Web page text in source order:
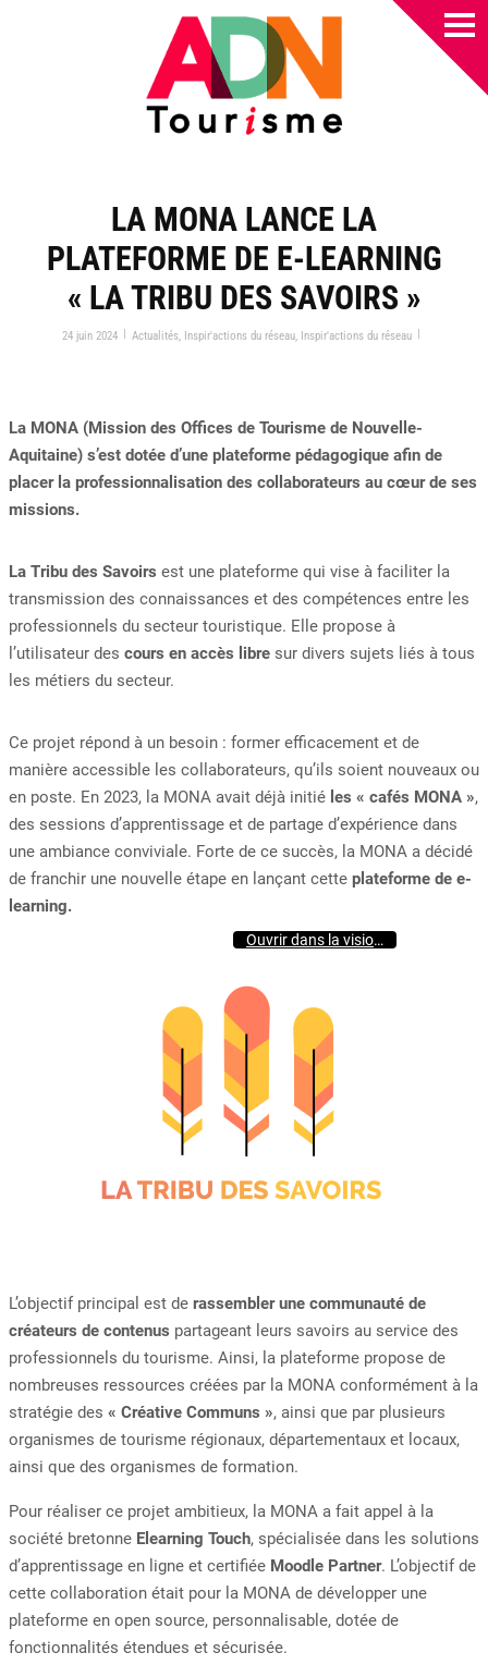
LA MONA LANCE LA
PLATEFORME DE E-LEARNING
« LA TRIBU DES SAVOIRS »
24 juin 2024 | Actualités, Inspir'actions du réseau, Inspir'actions du réseau |
La MONA (Mission des Offices de Tourisme de Nouvelle-
Aquitaine) s’est dotée d’une plateforme pédagogique afin de
placer la professionnalisation des collaborateurs au cœur de ses
missions.
La Tribu des Savoirs est une plateforme qui vise à faciliter la
transmission des connaissances et des compétences entre les
professionnels du secteur touristique. Elle propose à
l’utilisateur des cours en accès libre sur divers sujets liés à tous
les métiers du secteur.
Ce projet répond à un besoin : former efficacement et de
manière accessible les collaborateurs, qu’ils soient nouveaux ou
en poste. En 2023, la MONA avait déjà initié les « cafés MONA »,
des sessions d’apprentissage et de partage d’expérience dans
une ambiance conviviale. Forte de ce succès, la MONA a décidé
de franchir une nouvelle étape en lançant cette plateforme de e-
learning.
Ouvrir dans la visionneuse
L’objectif principal est de rassembler une communauté de
créateurs de contenus partageant leurs savoirs au service des
professionnels du tourisme. Ainsi, la plateforme propose de
nombreuses ressources créées par la MONA conformément à la
stratégie des « Créative Communs », ainsi que par plusieurs
organismes de tourisme régionaux, départementaux et locaux,
ainsi que des organismes de formation.
Pour réaliser ce projet ambitieux, la MONA a fait appel à la
société bretonne Elearning Touch, spécialisée dans les solutions
d’apprentissage en ligne et certifiée Moodle Partner. L’objectif de
cette collaboration était pour la MONA de développer une
plateforme en open source, personnalisable, dotée de
fonctionnalités étendues et sécurisée.